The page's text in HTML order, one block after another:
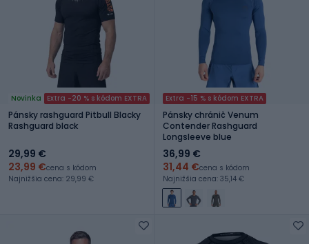
Novinka Extra -20 % s kódom EXTRA
Pánsky rashguard Pitbull Blacky
Rashguard black
29,99 €
23,99 €cena s kódom
Najnižšia cena: 29,99 €
Extra -15 % s kódom EXTRA
Pánsky chránič Venum
Contender Rashguard
Longsleeve blue
36,99 €
31,44 €cena s kódom
Najnižšia cena: 35,14 €